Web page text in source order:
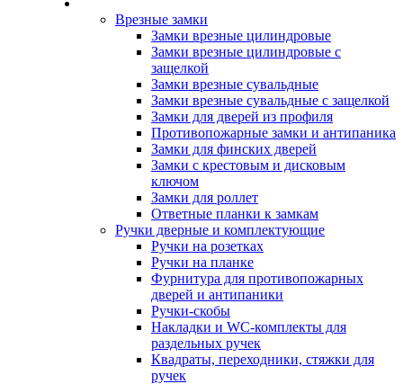
Врезные замки
Замки врезные цилиндровые
Замки врезные цилиндровые с
защелкой
Замки врезные сувальдные
Замки врезные сувальдные с защелкой
Замки для дверей из профиля
Противопожарные замки и антипаника
Замки для финских дверей
Замки с крестовым и дисковым
ключом
Замки для роллет
Ответные планки к замкам
Ручки дверные и комплектующие
Ручки на розетках
Ручки на планке
Фурнитура для противопожарных
дверей и антипаники
Ручки-скобы
Накладки и WC-комплекты для
раздельных ручек
Квадраты, переходники, стяжки для
ручек